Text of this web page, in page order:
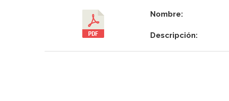
Nombre:
Descripción: